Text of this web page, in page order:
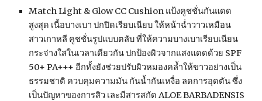
Match Light & Glow CC Cushion แป้งคูชชั่นกันแดด
สูงสุด เนื้อบางเบา ปกปิดเรียบเนียบ ให้หน้าฉ่ำวาวเหมือน
สาวเกาหลี คูชชั่นรูปแบบตลับ ที่ให้ความบางเบาเรียบเนียน
กระจ่างใสในเวลาเดียวกัน ปกป้องผิวจากแสงแดดด้วย SPF
50+ PA+++ อีกทั้งยังช่วยปรับผิวหมองคล้ำให้ขาวอย่างเป็น
ธรรมชาติ ควบคุมความมัน กันน้ำกันเหงื่อ ลดการอุดตัน ซึ่ง
เป็นปัญหาของการสิว เละมีสารสกัด ALOE BARBADENSIS